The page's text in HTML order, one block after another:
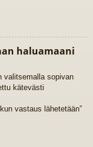
haluamaani
valitsemalla sopivan
kätevästi
vastaus lähetetään”